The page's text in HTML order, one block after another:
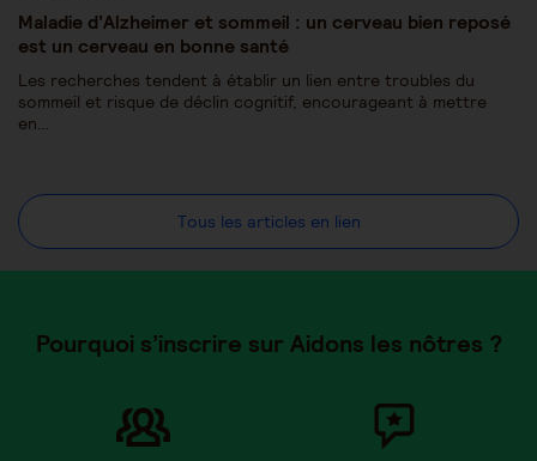
Maladie d’Alzheimer et sommeil : un cerveau bien reposé
est un cerveau en bonne santé
Les recherches tendent à établir un lien entre troubles du
sommeil et risque de déclin cognitif, encourageant à mettre
en…
Tous les articles en lien
Pourquoi s’inscrire sur Aidons les nôtres ?